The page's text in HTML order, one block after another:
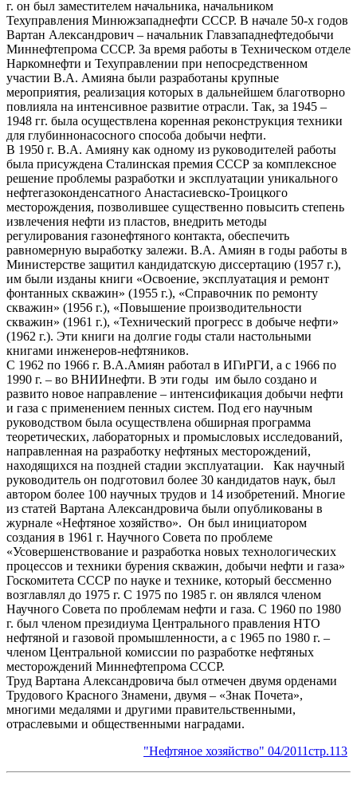
г. он был заместителем начальника, начальником
Техуправления Минюжзападнефти СССР. В начале 50-х годов
Вартан Александрович – начальник Главзападнефтедобычи
Миннефтепрома СССР. За время работы в Техническом отделе
Наркомнефти и Техуправлении при непосредственном
участии В.А. Амияна были разработаны крупные
мероприятия, реализация которых в дальнейшем благотворно
повлияла на интенсивное развитие отрасли. Так, за 1945 –
1948 гг. была осуществлена коренная реконструкция техники
для глубиннонасосного способа добычи нефти.
В 1950 г. В.А. Амияну как одному из руководителей работы
была присуждена Сталинская премия СССР за комплексное
решение проблемы разработки и эксплуатации уникального
нефтегазоконденсатного Анастасиевско-Троицкого
месторождения, позволившее существенно повысить степень
извлечения нефти из пластов, внедрить методы
регулирования газонефтяного контакта, обеспечить
равномерную выработку залежи. В.А. Амиян в годы работы в
Министерстве защитил кандидатскую диссертацию (1957 г.),
им были изданы книги «Освоение, эксплуатация и ремонт
фонтанных скважин» (1955 г.), «Справочник по ремонту
скважин» (1956 г.), «Повышение производительности
скважин» (1961 г.), «Технический прогресс в добыче нефти»
(1962 г.). Эти книги на долгие годы стали настольными
книгами инженеров-нефтяников.
С 1962 по 1966 г. В.А.Амиян работал в ИГиРГИ, а с 1966 по
1990 г. – во ВНИИнефти. В эти годы им было создано и
развито новое направление – интенсификация добычи нефти
и газа с применением пенных систем. Под его научным
руководством была осуществлена обширная программа
теоретических, лабораторных и промысловых исследований,
направленная на разработку нефтяных месторождений,
находящихся на поздней стадии эксплуатации. Как научный
руководитель он подготовил более 30 кандидатов наук, был
автором более 100 научных трудов и 14 изобретений. Многие
из статей Вартана Александровича были опубликованы в
журнале «Нефтяное хозяйство». Он был инициатором
создания в 1961 г. Научного Совета по проблеме
«Усовершенствование и разработка новых технологических
процессов и техники бурения скважин, добычи нефти и газа»
Госкомитета СССР по науке и технике, который бессменно
возглавлял до 1975 г. С 1975 по 1985 г. он являлся членом
Научного Совета по проблемам нефти и газа. С 1960 по 1980
г. был членом президиума Центрального правления НТО
нефтяной и газовой промышленности, а с 1965 по 1980 г. –
членом Центральной комиссии по разработке нефтяных
месторождений Миннефтепрома СССР.
Труд Вартана Александровича был отмечен двумя орденами
Трудового Красного Знамени, двумя – «Знак Почета»,
многими медалями и другими правительственными,
отраслевыми и общественными наградами.
"Нефтяное хозяйство" 04/2011стр.113